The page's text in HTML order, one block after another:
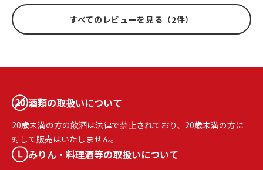
すべてのレビューを見る（2件）
酒類の取扱いについて
20歳未満の方の飲酒は法律で禁止されており、20歳未満の方に
対して販売はいたしません。
みりん・料理酒等の取扱いについて